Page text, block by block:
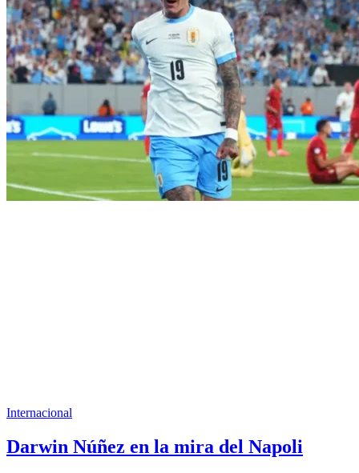
Internacional
Darwin Núñez en la mira del Napoli